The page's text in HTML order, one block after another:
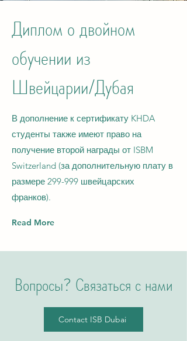
Диплом о двойном
обучении из
Швейцарии/Дубая
В дополнение к сертификату KHDA
студенты также имеют право на
получение второй награды от ISBM
Switzerland (за дополнительную плату в
размере 299-999 швейцарских
франков).
Read More
Вопросы? Связаться с нами
Contact ISB Dubai